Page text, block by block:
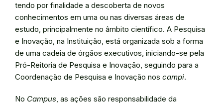
tendo por finalidade a descoberta de novos
conhecimentos em uma ou nas diversas áreas de
estudo, principalmente no âmbito científico. A Pesquisa
e Inovação, na Instituição, está organizada sob a forma
de uma cadeia de órgãos executivos, iniciando-se pela
Pró-Reitoria de Pesquisa e Inovação, seguindo para a
Coordenação de Pesquisa e Inovação nos campi.
No Campus, as ações são responsabilidade da